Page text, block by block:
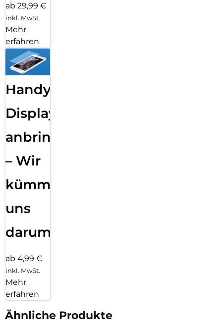
ab 29,99 €
inkl. MwSt.
Mehr
erfahren
Handy
Displayfolie
anbringen
– Wir
kümmern
uns
darum!
ab 4,99 €
inkl. MwSt.
Mehr
erfahren
Ähnliche Produkte